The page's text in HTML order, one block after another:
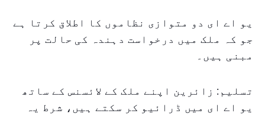
یو اے ای دو متوازی نظاموں کا اطلاق کرتا ہے
جو کہ ملک میں درخواست دہندہ کی حالت پر
مبنی ہیں۔
تسلیم: زائرین اپنے ملک کے لائسنس کے ساتھ
یو اے ای میں ڈرائیو کر سکتے ہیں، شرط یہ